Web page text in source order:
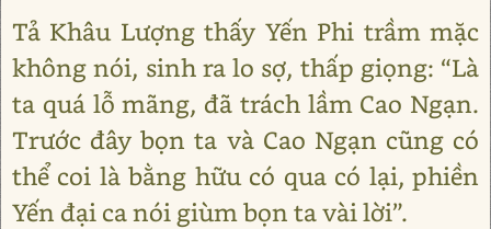
Tả Khâu Lượng thấy Yến Phi trầm mặc
không nói, sinh ra lo sợ, thấp giọng: “Là
ta quá lỗ mãng, đã trách lầm Cao Ngạn.
Trước đây bọn ta và Cao Ngạn cũng có
thể coi là bằng hữu có qua có lại, phiền
Yến đại ca nói giùm bọn ta vài lời”.